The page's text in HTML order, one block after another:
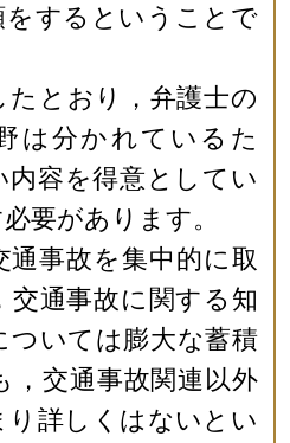
をするということで
たとおり，弁護士の
は分かれているた
内容を得意としてい
要があります。
通事故を集中的に取
交通事故に関する知
ついては膨大な蓄積
，交通事故関連以外
り詳しくはないとい